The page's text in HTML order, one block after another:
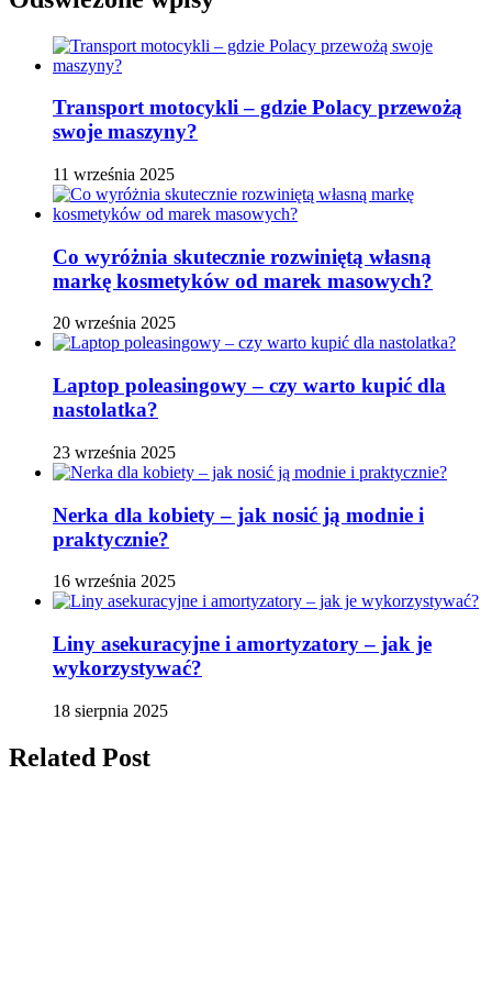
Transport motocykli – gdzie Polacy przewożą
swoje maszyny?
11 września 2025
Co wyróżnia skutecznie rozwiniętą własną
markę kosmetyków od marek masowych?
20 września 2025
Laptop poleasingowy – czy warto kupić dla
nastolatka?
23 września 2025
Nerka dla kobiety – jak nosić ją modnie i
praktycznie?
16 września 2025
Liny asekuracyjne i amortyzatory – jak je
wykorzystywać?
18 sierpnia 2025
Related Post